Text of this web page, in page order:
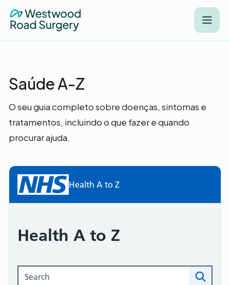
Saúde A-Z
O seu guia completo sobre doenças, sintomas e
tratamentos, incluindo o que fazer e quando
procurar ajuda.